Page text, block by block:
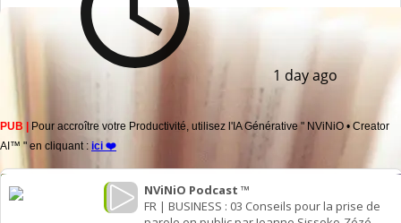
1 day ago
PUB |
Pour accroître votre Productivité, utilisez l'IA Générative " NViNiO • Creator
AI™ " en cliquant : ici ❤️